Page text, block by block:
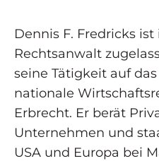
Dennis F. Fredricks
Rechtsanwalt
seine Tätigkeit auf
nationale
Erbrecht. Er berät
Unternehmen und
USA und Europa bei